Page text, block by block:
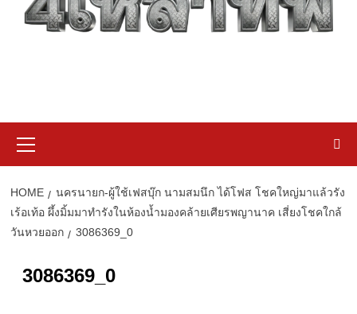
Menu
HOME
นครนายก-ผู้ใช้เฟสบุ๊ก นามสมนึก ได้โฟส โชคใหญ่มาแล้วรัง
เร้อเท้อ ผึ้งมิ้มมาทำรังในห้องน้ำมองคล้ายเศียรพญานาค เสี่ยงโชคใกล้
วันหวยออก
3086369_0
3086369_0